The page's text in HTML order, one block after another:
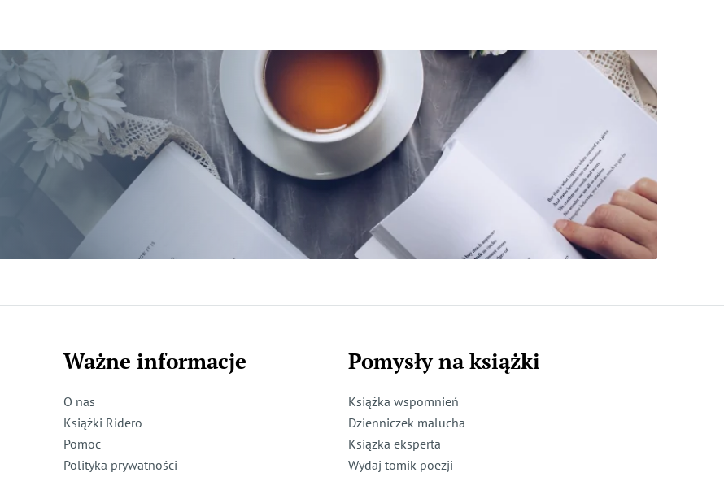
Ważne informacje
O nas
Książki Ridero
Pomoc
Polityka prywatności
Pomysły na książki
Książka wspomnień
Dzienniczek malucha
Książka eksperta
Wydaj tomik poezji